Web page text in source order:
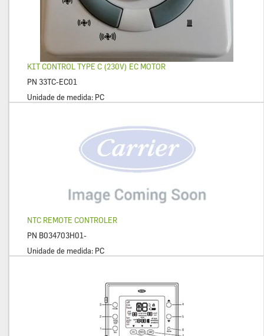
KIT CONTROL TYPE C (230V) EC MOTOR
PN 33TC-EC01
Unidade de medida: PC
NTC REMOTE CONTROLER
PN B034703H01-
Unidade de medida: PC